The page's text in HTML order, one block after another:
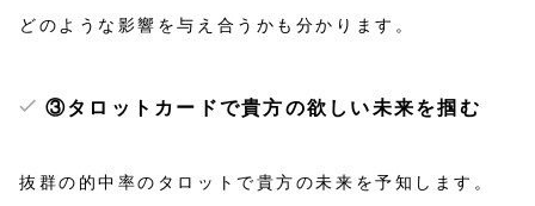
どのような影響を与え合うかも分かります。
③タロットカードで貴方の欲しい未来を掴む
抜群の的中率のタロットで貴方の未来を予知します。